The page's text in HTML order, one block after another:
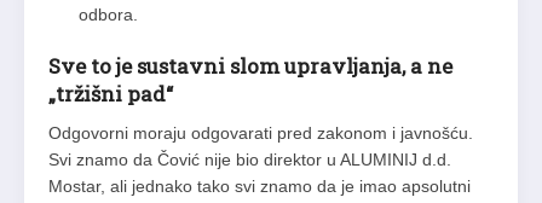
odbora.
Sve to je sustavni slom upravljanja, a ne
„tržišni pad“
Odgovorni moraju odgovarati pred zakonom i javnošću.
Svi znamo da Čović nije bio direktor u ALUMINIJ d.d.
Mostar, ali jednako tako svi znamo da je imao apsolutni